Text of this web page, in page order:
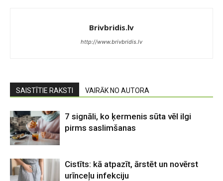
Brivbridis.lv
http://www.brivbridis.lv
SAISTĪTIE RAKSTI VAIRĀK NO AUTORA
7 signāli, ko ķermenis sūta vēl ilgi
pirms saslimšanas
Cistīts: kā atpazīt, ārstēt un novērst
urīnceļu infekciju